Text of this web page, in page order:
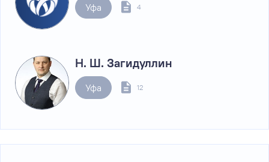
Уфа 4
Н. Ш. Загидуллин
Уфа 12